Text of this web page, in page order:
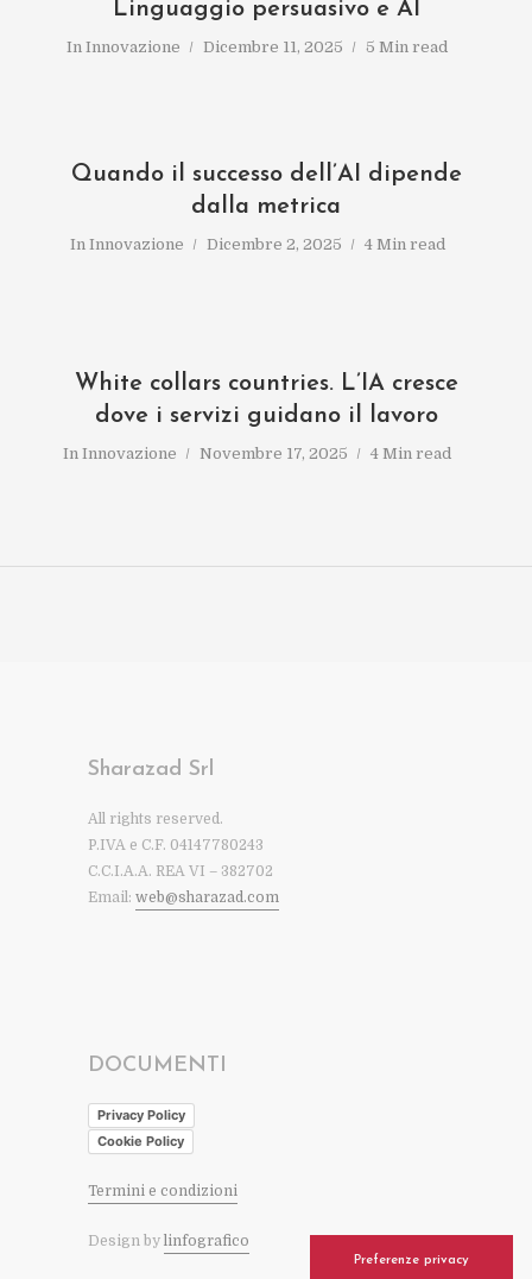
Linguaggio persuasivo e AI
In Innovazione Dicembre 11, 2025 5 Min read
Quando il successo dell’AI dipende
dalla metrica
In Innovazione Dicembre 2, 2025 4 Min read
White collars countries. L’IA cresce
dove i servizi guidano il lavoro
In Innovazione Novembre 17, 2025 4 Min read
Sharazad Srl
All rights reserved.
P.IVA e C.F. 04147780243
C.C.I.A.A. REA VI – 382702
Email: web@sharazad.com
DOCUMENTI
Privacy Policy
Cookie Policy
Termini e condizioni
Design by linfografico